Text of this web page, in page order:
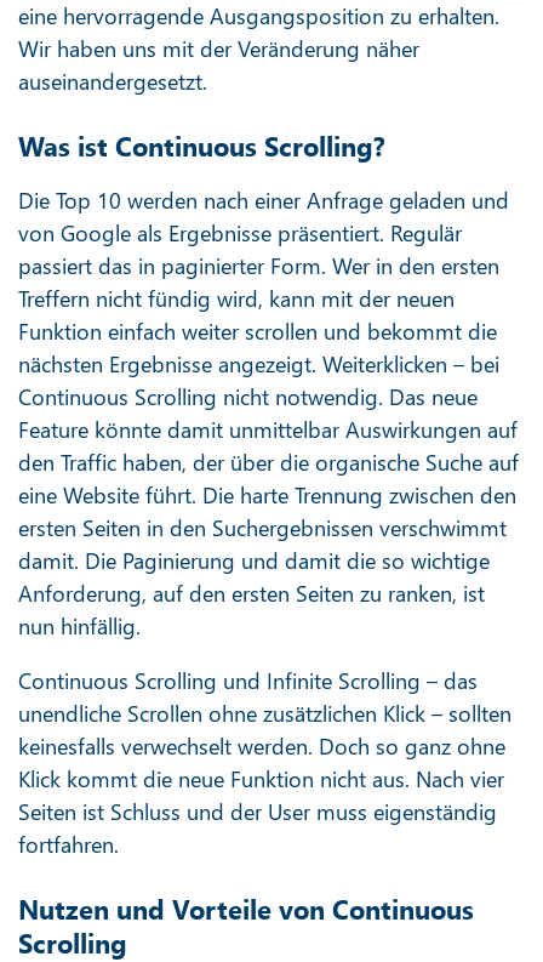
eine hervorragende Ausgangsposition zu erhalten.
Wir haben uns mit der Veränderung näher
auseinandergesetzt.
Was ist Continuous Scrolling?
Die Top 10 werden nach einer Anfrage geladen und
von Google als Ergebnisse präsentiert. Regulär
passiert das in paginierter Form. Wer in den ersten
Treffern nicht fündig wird, kann mit der neuen
Funktion einfach weiter scrollen und bekommt die
nächsten Ergebnisse angezeigt. Weiterklicken – bei
Continuous Scrolling nicht notwendig. Das neue
Feature könnte damit unmittelbar Auswirkungen auf
den Traffic haben, der über die organische Suche auf
eine Website führt. Die harte Trennung zwischen den
ersten Seiten in den Suchergebnissen verschwimmt
damit. Die Paginierung und damit die so wichtige
Anforderung, auf den ersten Seiten zu ranken, ist
nun hinfällig.
Continuous Scrolling und Infinite Scrolling – das
unendliche Scrollen ohne zusätzlichen Klick – sollten
keinesfalls verwechselt werden. Doch so ganz ohne
Klick kommt die neue Funktion nicht aus. Nach vier
Seiten ist Schluss und der User muss eigenständig
fortfahren.
Nutzen und Vorteile von Continuous
Scrolling